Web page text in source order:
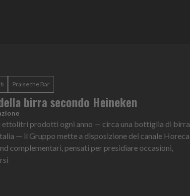
Praise the Bar
birra secondo Heineken
ettolitri prodotti ogni anno — circa una bottiglia di birra
— il Gruppo mette a disposizione del canale Horeca
complementari, pensati per presidiare occasioni,